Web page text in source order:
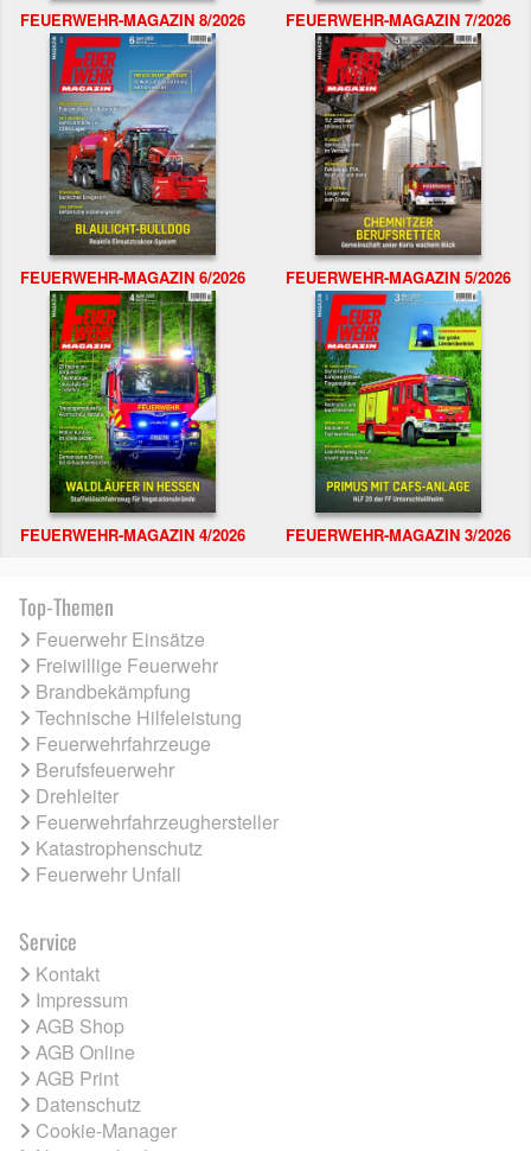
FEUERWEHR-MAGAZIN 8/2026 FEUERWEHR-MAGAZIN 7/2026
FEUERWEHR-MAGAZIN 6/2026 FEUERWEHR-MAGAZIN 5/2026
FEUERWEHR-MAGAZIN 4/2026 FEUERWEHR-MAGAZIN 3/2026
Top-Themen
Feuerwehr Einsätze
Freiwillige Feuerwehr
Brandbekämpfung
Technische Hilfeleistung
Feuerwehrfahrzeuge
Berufsfeuerwehr
Drehleiter
Feuerwehrfahrzeughersteller
Katastrophenschutz
Feuerwehr Unfall
Service
Kontakt
Impressum
AGB Shop
AGB Online
AGB Print
Datenschutz
Cookie-Manager